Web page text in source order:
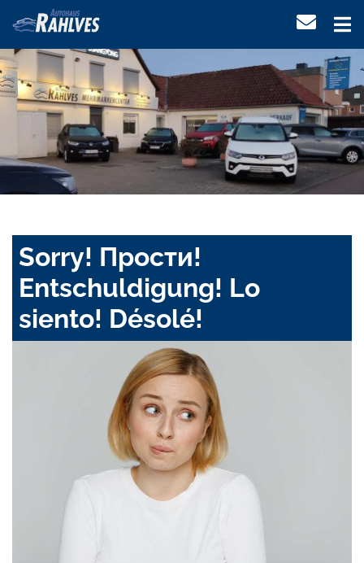
Sorry! Прости!
Entschuldigung! Lo
siento! Désolé!